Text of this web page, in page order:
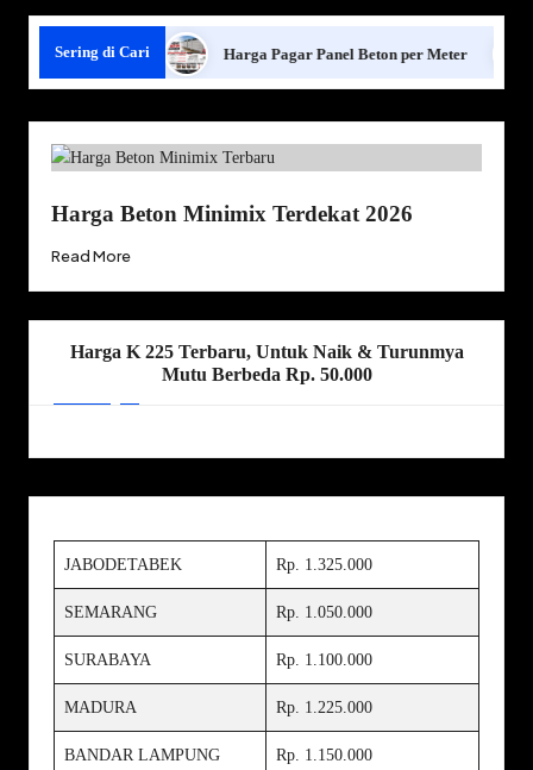
Sering di Cari
Panel Beton Harga Pagar Panel Beton per Meter
Harga Beton Minimix Terdekat 2026
Read More
Harga K 225 Terbaru, Untuk Naik & Turunmya
Mutu Berbeda Rp. 50.000
JABODETABEK Rp. 1.325.000
SEMARANG Rp. 1.050.000
SURABAYA Rp. 1.100.000
MADURA Rp. 1.225.000
BANDAR LAMPUNG Rp. 1.150.000